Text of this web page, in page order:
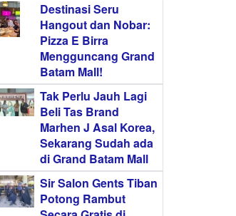
Destinasi Seru
Hangout dan Nobar:
Pizza E Birra
Mengguncang Grand
Batam Mall!
Tak Perlu Jauh Lagi
Beli Tas Brand
Marhen J Asal Korea,
Sekarang Sudah ada
di Grand Batam Mall
Sir Salon Gents Tiban
Potong Rambut